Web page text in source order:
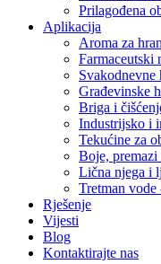
Prilagođena
Aplikacija
Aroma za
Farmaceutski
Građevinske
Briga i
Industrijsko i
Tekućine za
Boje, premazi
Lična njega i
Tretman
Rješenje
Vijesti
Blog
Kontaktirajte nas